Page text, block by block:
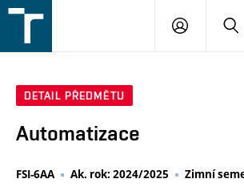
v
DETAIL PŘEDMĚTU
Automatizace
FSI-6AA Ak. rok: 2024/2025 Zimní